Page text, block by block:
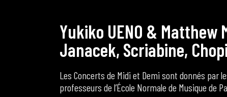
Yukiko UENO & Matthew
Janacek, Scriabine, Chopi
Les Concerts de Midi et Demi sont donnés par
professeurs de l’École Normale de Musique de